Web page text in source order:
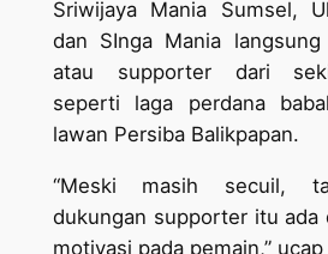
Sriwijaya Mania Sumsel,
dan SInga Mania
atau supporter dari
seperti laga perdana
lawan Persiba Balikpapan.
“Meski masih secuil,
dukungan supporter itu ada
motivasi pada pemain,”